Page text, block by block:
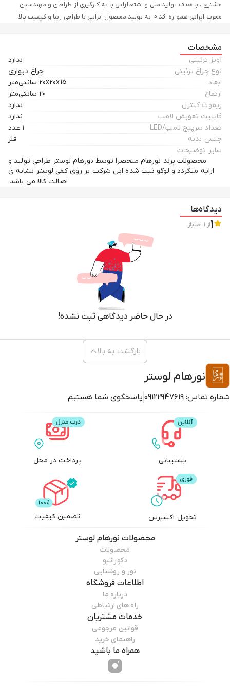
مشتری ، با هدف تولید ملی و اشتعالزایی با به کارگیری از طراحان و مهندسین
مجرب ایرانی همواره اقدام به تولید محصول ایرانی با طراحی زیبا و کیفیت بالا
در پذیرایی و نشیمن و اتاق خواب و آشپزخانه می باشد. , این محصول با تنوع
رنگی برای تطبیق با دکوراسیون فضای منزل شما می باشد . جنس محصول فلز با
یک حباب مولکولی میباشد که روی سرپیچ قراردارد ، روی بدنه و کفی محصول
لوگو ثبت شده این شرکت نشانه از اصالت کالا می باشد.
مشخصات
آویز تزئینی
ندارد
نوع چراغ تزئینی
چراغ دیواری
ابعاد
20x20x15 سانتی‌متر
ارتفاع
20 سانتی‌متر
ریموت کنترل
ندارد
قابلیت تعویض لامپ
ندارد
تعداد سرپیچ لامپ/LED
۱ عدد
جنس بدنه
فلز
سایر توضیحات
محصولات برند نورهام منحصرا توسط نورهام لوستر طراحی تولید و
ارایه میگردد و لوگو ثبت شده این شرکت بر روی کفی لوستر نشانه ی
اصالت کالا می باشد.
دیدگاه‌ها
1از 1 امتیاز
در حال حاضر دیدگاهی ثبت نشده!
نورهام لوستر
شماره تماس: 09122947619 پاسخگوی شما هستیم
بازگشت به بالا
پشتیبانی پرداخت در محل
تحویل اکسپرس تضمین کیفیت
محصولات نورهام لوستر
محصولات
دکوراتیو
نور و روشنایی
اطلاعات فروشگاه
درباره ما
راه های ارتباطی
خدمات مشتریان
قوانین مرجوعی
راهنمای خرید
همراه ما باشید